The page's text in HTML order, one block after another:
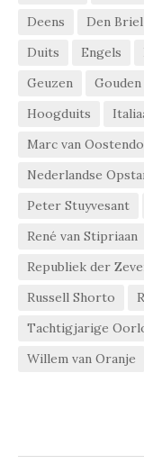
Deens
Den Briel
Duits
Engels
Geuzen
Hoogduits
Marc van
Nederlandse
Peter Stuyvesant
René van Stipriaan
Republiek der
Russell Shorto
Tachtigjarige
Willem van Oranje